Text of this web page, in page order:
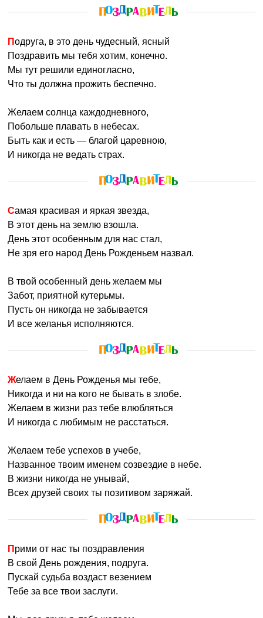
Подруга, в это день чудесный, ясный
Поздравить мы тебя хотим, конечно.
Мы тут решили единогласно,
Что ты должна прожить беспечно.
Желаем солнца каждодневного,
Побольше плавать в небесах.
Быть как и есть — благой царевною,
И никогда не ведать страх.
Самая красивая и яркая звезда,
В этот день на землю взошла.
День этот особенным для нас стал,
Не зря его народ День Рожденьем назвал.
В твой особенный день желаем мы
Забот, приятной кутерьмы.
Пусть он никогда не забывается
И все желанья исполняются.
Желаем в День Рожденья мы тебе,
Никогда и ни на кого не бывать в злобе.
Желаем в жизни раз тебе влюбляться
И никогда с любимым не расстаться.
Желаем тебе успехов в учебе,
Названное твоим именем созвездие в небе.
В жизни никогда не унывай,
Всех друзей своих ты позитивом заряжай.
Прими от нас ты поздравления
В свой День рождения, подруга.
Пускай судьба воздаст везением
Тебе за все твои заслуги.